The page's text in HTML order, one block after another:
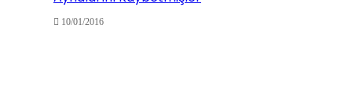
10/01/2016